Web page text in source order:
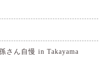
さん自慢 in Takayama